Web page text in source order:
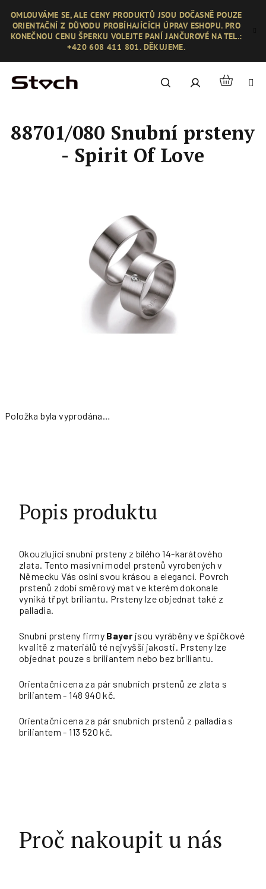
obsah
OMLOUVÁME SE, ALE CENY PRODUKTŮ JSOU DOČASNĚ POUZE
ORIENTAČNÍ Z DŮVODU PROBÍHAJÍCÍCH ÚPRAV ESHOPU. PRO
KONEČNOU CENU ŠPERKU VOLEJTE PANÍ JANČUROVÉ NA TEL.:
+420 608 411 801. DĚKUJEME.
Hledat PřihlášeníNákupní
Položka byla vyprodána…
88701/080 Snubní prsteny
- Spirit Of Love
Popis produktu
Okouzlující snubní prsteny z bílého 14-karátového
zlata. Tento masivní model prstenů vyrobených v
Německu Vás oslní svou krásou a elegancí. Povrch
prstenů zdobí směrový mat ve kterém dokonale
vyniká třpyt briliantu. Prsteny lze objednat také z
palladia.
Snubní prsteny firmy Bayer jsou vyráběny ve špičkové
kvalitě z materiálů té nejvyšší jakosti. Prsteny lze
objednat pouze s briliantem nebo bez briliantu.
Orientační cena za pár snubních prstenů ze zlata s
briliantem - 148 940 kč.
Orientační cena za pár snubních prstenů z palladia s
briliantem - 113 520 kč.
Proč nakoupit u nás